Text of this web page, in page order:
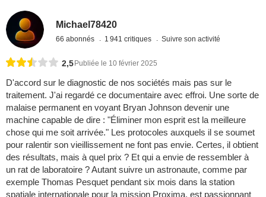
Michael78420
66 abonnés 1 941 critiques Suivre son activité
2,5 Publiée le 10 février 2025
D'accord sur le diagnostic de nos sociétés mais pas sur le
traitement. J'ai regardé ce documentaire avec effroi. Une sorte de
malaise permanent en voyant Bryan Johnson devenir une
machine capable de dire : "Éliminer mon esprit est la meilleure
chose qui me soit arrivée." Les protocoles auxquels il se soumet
pour ralentir son vieillissement ne font pas envie. Certes, il obtient
des résultats, mais à quel prix ? Et qui a envie de ressembler à
un rat de laboratoire ? Autant suivre un astronaute, comme par
exemple Thomas Pesquet pendant six mois dans la station
spatiale internationale pour la mission Proxima, est passionnant